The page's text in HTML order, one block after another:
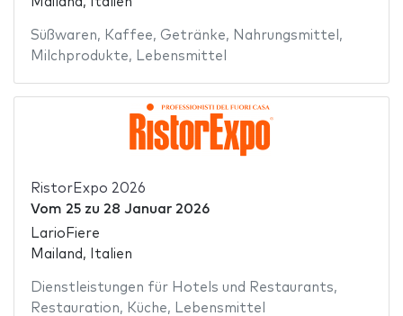
Süßwaren, Kaffee, Getränke, Nahrungsmittel ,
Milchprodukte, Lebensmittel
RistorExpo 2026
Vom 25zu 28 Januar 2026
LarioFiere
Mailand, Italien
Dienstleistungen für Hotels und Restaurants,
Restauration, Küche, Lebensmittel